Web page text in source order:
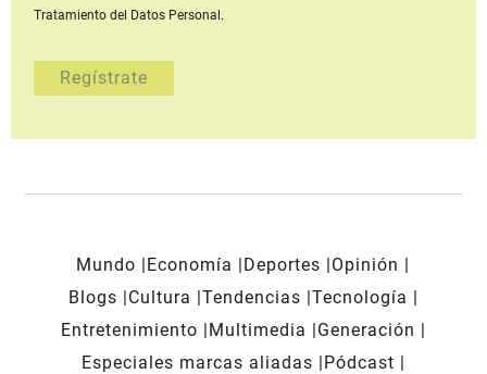
Tratamiento del Datos Personal.
Mundo Economía Deportes
Opinión
Blogs
Cultura Tendencias Tecnología
Entretenimiento
Multimedia
Generación
Especiales marcas aliadas
Pódcast